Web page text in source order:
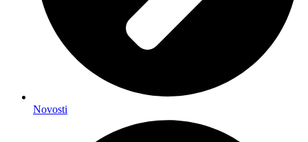
Novosti